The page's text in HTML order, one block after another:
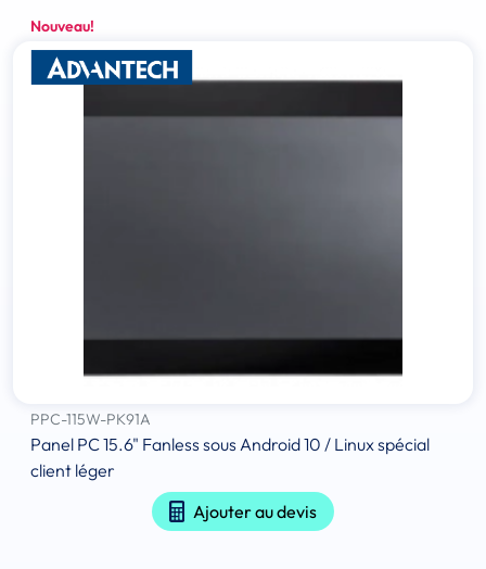
Nouveau!
PPC-115W-PK91A
Panel PC 15.6" Fanless sous Android 10 / Linux spécial
client léger
Ajouter au devis